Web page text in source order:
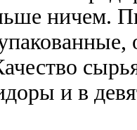
ничем.
и в